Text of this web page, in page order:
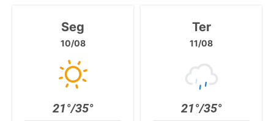
Seg
10/08
21°/35°
Ter
11/08
21°/35°